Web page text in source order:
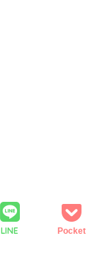
LINE Pocket